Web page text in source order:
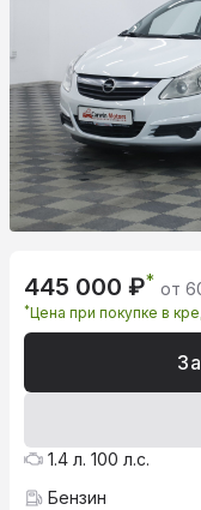
445 000 ₽* от
*Цена при покупке в
1.4 л. 100 л.с.
Бензин